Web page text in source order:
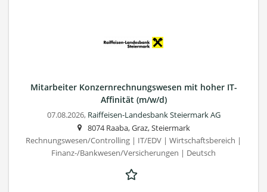
Mitarbeiter Konzernrechnungswesen mit hoher IT-
Affinität (m/w/d)
07.08.2026, Raiffeisen-Landesbank Steiermark AG
8074 Raaba, Graz, Steiermark
Rechnungswesen/Controlling | IT/EDV | Wirtschaftsbereich |
Finanz-/Bankwesen/Versicherungen | Deutsch